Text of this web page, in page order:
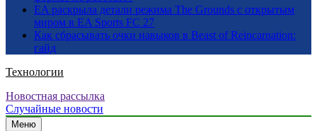
EA раскрыла детали режима The Grounds с открытым
миром в EA Sports FC 27
Как сбрасывать очки навыков в Beast of Reincarnation:
гайд
Технологии
Новостная рассылка
Случайные новости
Меню